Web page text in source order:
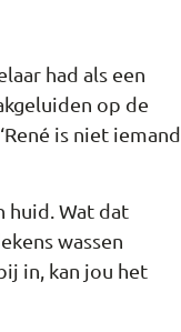
had als een
op de
is niet iemand
huid. Wat dat
wassen
in, kan jou het